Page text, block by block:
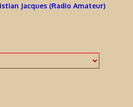
Jacques (Radio Amateur)